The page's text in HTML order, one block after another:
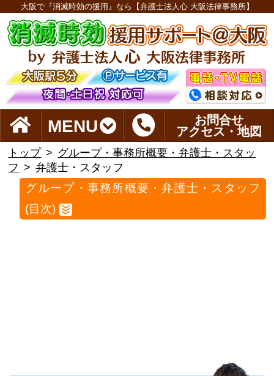
大阪で『消滅時効の援用』なら【弁護士法人心 大阪法律事務所】
MENU
お問合せ
アクセス・地図
トップ
グループ・事務所概要・弁護士・スタッ
フ
弁護士・スタッフ
グループ・事務所概要・弁護士・スタッフ
(目次)